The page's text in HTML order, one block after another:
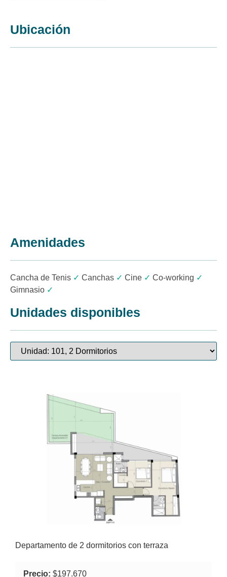
Ubicación
Amenidades
Cancha de Tenis ✓ Canchas ✓ Cine ✓ Co-working ✓
Gimnasio ✓
Unidades disponibles
Departamento de 2 dormitorios con terraza
Precio: $197.670